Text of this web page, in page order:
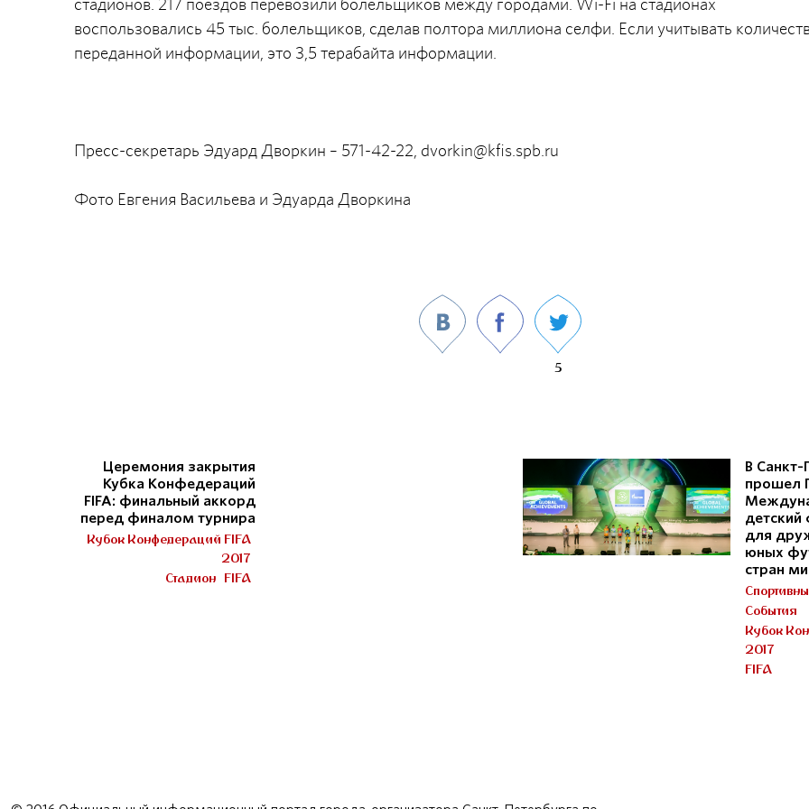
воспользовались 45 тыс. болельщиков, сделав полтора миллиона селфи. Если учитывать
переданной информации, это 3,5 терабайта информации.
Пресс-секретарь Эдуард Дворкин – 571-42-22, dvorkin@kfis.spb.ru
Фото Евгения Васильева и Эдуарда Дворкина
5
Церемония закрытия
Кубка Конфедераций
FIFA: финальный аккорд
перед финалом турнира
Кубок Конфедераций FIFA
2017
Стадион FIFA
В Санкт-
прошел
для
юных
стран
События
Кубок
2017
FIFA